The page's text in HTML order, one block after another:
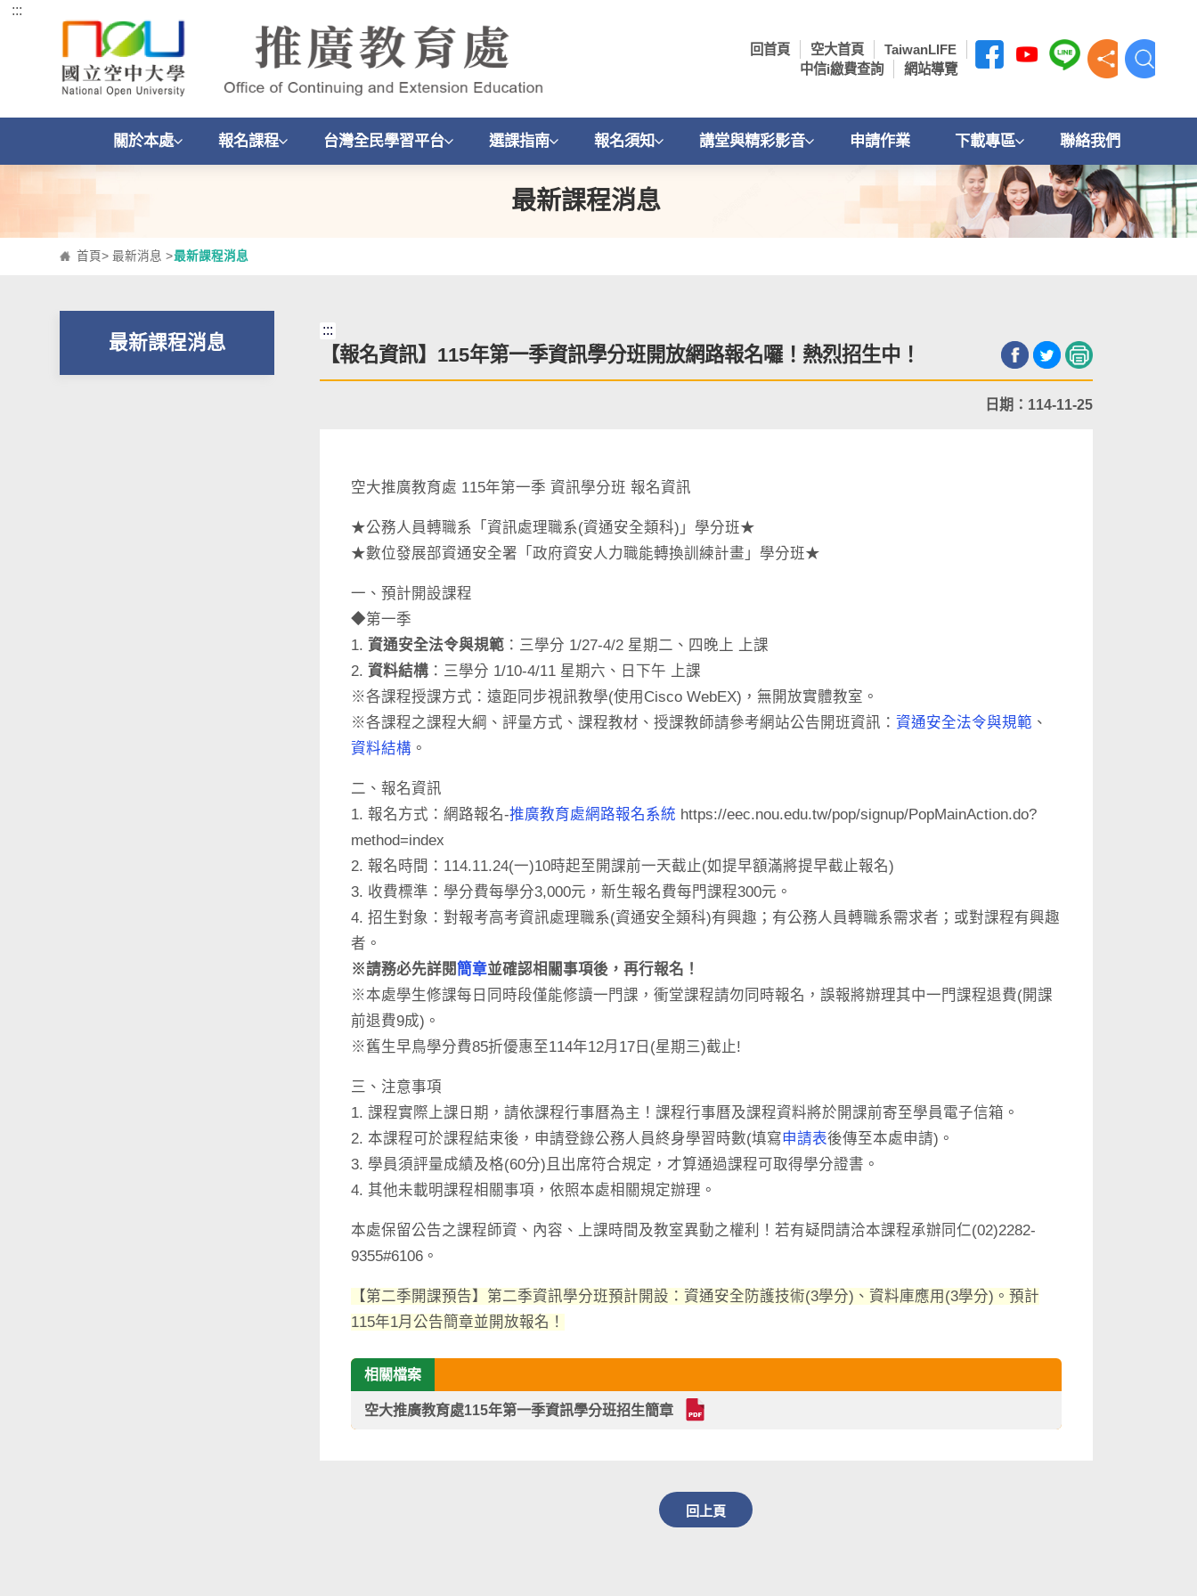
跳到主要內容區塊
:::
回首頁 空大首頁
TaiwanLIFE
中信i繳費查詢
網站導覽
關於本處 報名課程 台灣全民學習平台 選課指南 報名須知 講堂與精彩影音 申請作業 下載專區 聯絡我們
最新課程消息
首頁>最新消息 >最新課程消息
最新課程消息
:::
【報名資訊】115年第一季資訊學分班開放網路報名囉！熱烈招生中！
日期：114-11-25
空大推廣教育處 115年第一季 資訊學分班 報名資訊
★公務人員轉職系「資訊處理職系(資通安全類科)」學分班★
★數位發展部資通安全署「政府資安人力職能轉換訓練計畫」學分班★
一、預計開設課程
◆第一季
1.資通安全法令與規範 ：三學分 1/27-4/2 星期二、四晚上 上課
2.資料結構 ：三學分 1/10-4/11 星期六、日下午 上課
※各課程授課方式：遠距同步視訊教學(使用Cisco WebEX)，無開放實體教室。
※各課程之課程大綱、評量方式、課程教材、授課教師請參考網站公告開班資訊：資通安全法令與規範 、
資料結構 。
二、報名資訊
1. 報名方式：網路報名-推廣教育處網路報名系統 https://eec.nou.edu.tw/pop/signup/PopMainAction.do?
method=index
2. 報名時間：114.11.24(一)10時起至開課前一天截止(如提早額滿將提早截止報名)
3. 收費標準：學分費每學分3,000元，新生報名費每門課程300元。
4. 招生對象：對報考高考資訊處理職系(資通安全類科)有興趣；有公務人員轉職系需求者；或對課程有興趣
者。
※請務必先詳閱簡章並確認相關事項後，再行報名！
※本處學生修課每日同時段僅能修讀一門課，衝堂課程請勿同時報名，誤報將辦理其中一門課程退費(開課
前退費9成)。
※舊生早鳥學分費85折優惠至114年12月17日(星期三)截止!
三、注意事項
1. 課程實際上課日期，請依課程行事曆為主！課程行事曆及課程資料將於開課前寄至學員電子信箱。
2. 本課程可於課程結束後，申請登錄公務人員終身學習時數(填寫申請表後傳至本處申請)。
3. 學員須評量成績及格(60分)且出席符合規定，才算通過課程可取得學分證書。
4. 其他未載明課程相關事項，依照本處相關規定辦理。
本處保留公告之課程師資、內容、上課時間及教室異動之權利！若有疑問請洽本課程承辦同仁(02)2282-
9355#6106。
【第二季開課預告】第二季資訊學分班預計開設：資通安全防護技術(3學分)、資料庫應用(3學分)。預計
115年1月公告簡章並開放報名！
相關檔案
空大推廣教育處115年第一季資訊學分班招生簡章
回上頁